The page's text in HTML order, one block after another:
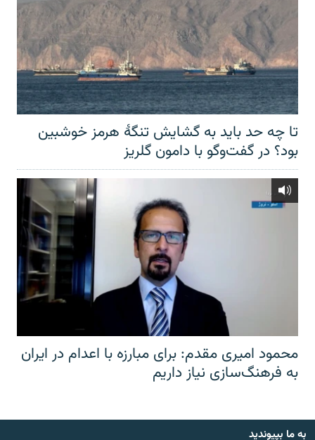
تا چه حد باید به گشایش تنگهٔ هرمز خوشبین
بود؟ در گفت‌وگو با دامون گلریز
محمود امیری مقدم: برای مبارزه با اعدام در ایران
به فرهنگ‌سازی نیاز داریم
به ما بپیوندید